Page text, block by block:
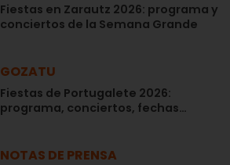
Fiestas en Zarautz 2026: programa y
conciertos de la Semana Grande
GOZATU
Fiestas de Portugalete 2026:
programa, conciertos, fechas…
NOTAS DE PRENSA